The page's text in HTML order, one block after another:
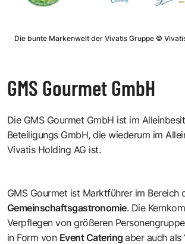
Die bunte Markenwelt der Vivatis Gruppe ©
GMS Gourmet GmbH
Die GMS Gourmet GmbH ist im
Beteiligungs GmbH, die wiederum im
Vivatis Holding AG ist.
GMS Gourmet ist Marktführer im Bereich
Gemeinschaftsgastronomie. Die
Verpflegen von größeren
in Form von Event Cateringaber auch als